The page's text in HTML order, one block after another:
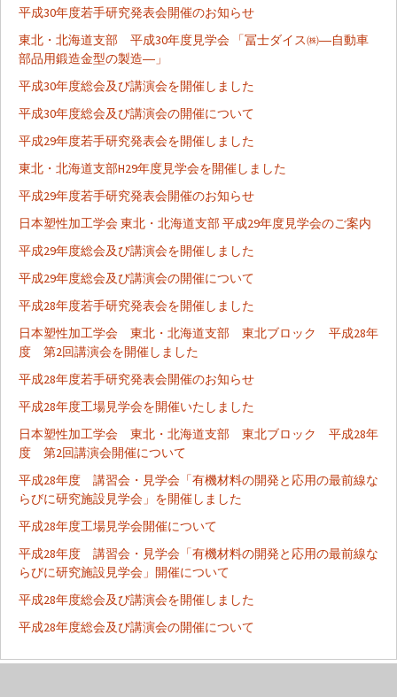
平成30年度若手研究発表会開催のお知らせ
東北・北海道支部 平成30年度見学会 「冨士ダイス㈱―自動車
部品用鍛造金型の製造―」
平成30年度総会及び講演会を開催しました
平成30年度総会及び講演会の開催について
平成29年度若手研究発表会を開催しました
東北・北海道支部H29年度見学会を開催しました
平成29年度若手研究発表会開催のお知らせ
日本塑性加工学会 東北・北海道支部 平成29年度見学会のご案内
平成29年度総会及び講演会を開催しました
平成29年度総会及び講演会の開催について
平成28年度若手研究発表会を開催しました
日本塑性加工学会 東北・北海道支部 東北ブロック 平成28年
度 第2回講演会を開催しました
平成28年度若手研究発表会開催のお知らせ
平成28年度工場見学会を開催いたしました
日本塑性加工学会 東北・北海道支部 東北ブロック 平成28年
度 第2回講演会開催について
平成28年度 講習会・見学会「有機材料の開発と応用の最前線な
らびに研究施設見学会」を開催しました
平成28年度工場見学会開催について
平成28年度 講習会・見学会「有機材料の開発と応用の最前線な
らびに研究施設見学会」開催について
平成28年度総会及び講演会を開催しました
平成28年度総会及び講演会の開催について